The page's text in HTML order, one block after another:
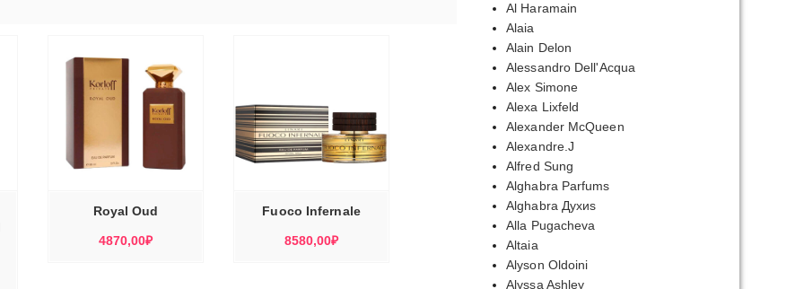
ЭТОТ
ТОВАР
ИМЕЕТ
МОЖНО
ВЫБРАТЬ
СТРАНИЦЕ
ТОВАРА.
Royal Oud
4870,00₽
ВЫБЕРИТЕ
ПАРАМЕТРЫ
ЭТОТ
ТОВАР
МОЖНО
ВЫБРАТЬ
СТРАНИЦЕ
ТОВАРА.
Fuoco Infernale
8580,00₽
Al Haramain
Alaia
Alain Delon
Alessandro Dell'Acqua
Alex Simone
Alexa Lixfeld
Alexander McQueen
Alexandre.J
Alfred Sung
Alghabra Parfums
Alghabra Духиs
Alla Pugacheva
Altaia
Alyson Oldoini
Alyssa Ashley